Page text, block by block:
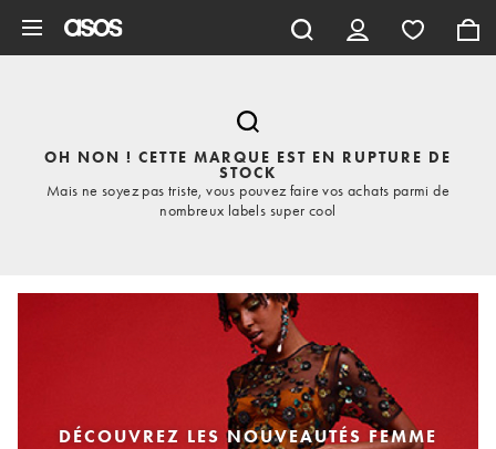
OH NON ! CETTE MARQUE EST EN RUPTURE DE
STOCK
Mais ne soyez pas triste, vous pouvez faire vos achats parmi de
nombreux labels super cool
DÉCOUVREZ LES NOUVEAUTÉS FEMME